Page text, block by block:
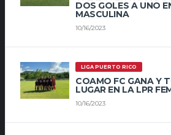
DOS GOLES A UNO
MASCULINA
10/16/2023
LIGA PUERTO RICO
COAMO FC GANA Y
LUGAR EN LA LPR
10/16/2023